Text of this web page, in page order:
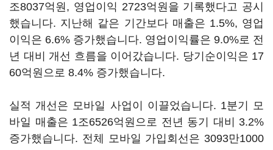
조8037억원, 영업이익 2723억원을 기록했다고 공시
했습니다. 지난해 같은 기간보다 매출은 1.5%, 영업
이익은 6.6% 증가했습니다. 영업이익률은 9.0%로 전
년 대비 개선 흐름을 이어갔습니다. 당기순이익은 17
60억원으로 8.4% 증가했습니다.
실적 개선은 모바일 사업이 이끌었습니다. 1분기 모
바일 매출은 1조6526억원으로 전년 동기 대비 3.2%
증가했습니다. 전체 모바일 가입회선은 3093만1000